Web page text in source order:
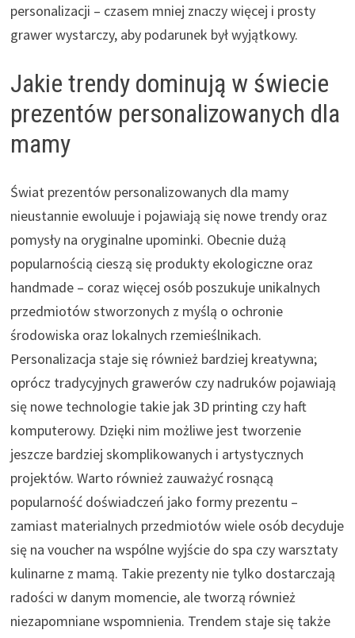
personalizacji – czasem mniej znaczy więcej i prosty
grawer wystarczy, aby podarunek był wyjątkowy.
Jakie trendy dominują w świecie
prezentów personalizowanych dla
mamy
Świat prezentów personalizowanych dla mamy
nieustannie ewoluuje i pojawiają się nowe trendy oraz
pomysły na oryginalne upominki. Obecnie dużą
popularnością cieszą się produkty ekologiczne oraz
handmade – coraz więcej osób poszukuje unikalnych
przedmiotów stworzonych z myślą o ochronie
środowiska oraz lokalnych rzemieślnikach.
Personalizacja staje się również bardziej kreatywna;
oprócz tradycyjnych grawerów czy nadruków pojawiają
się nowe technologie takie jak 3D printing czy haft
komputerowy. Dzięki nim możliwe jest tworzenie
jeszcze bardziej skomplikowanych i artystycznych
projektów. Warto również zauważyć rosnącą
popularność doświadczeń jako formy prezentu –
zamiast materialnych przedmiotów wiele osób decyduje
się na voucher na wspólne wyjście do spa czy warsztaty
kulinarne z mamą. Takie prezenty nie tylko dostarczają
radości w danym momencie, ale tworzą również
niezapomniane wspomnienia. Trendem staje się także